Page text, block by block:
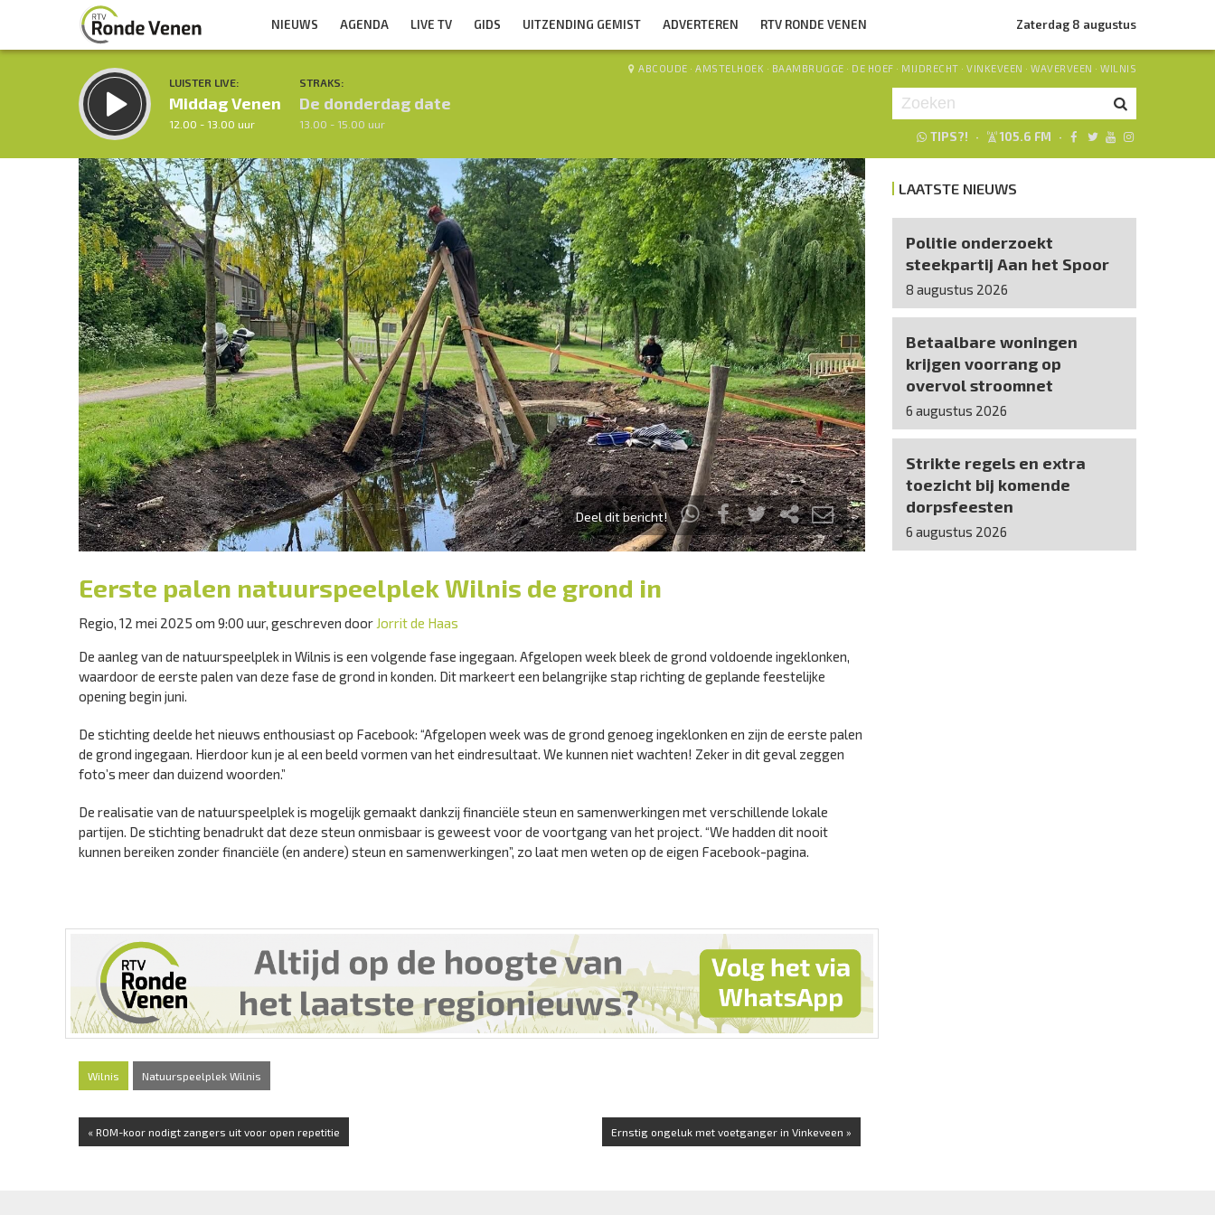
NIEUWS AGENDA LIVE TV GIDS UITZENDING GEMIST ADVERTEREN RTV RONDE VENEN Zaterdag 8 augustus
LUISTER LIVE:
Middag Venen
12.00 - 13.00 uur
STRAKS:
De donderdag date
13.00 - 15.00 uur
ABCOUDE · AMSTELHOEK · BAAMBRUGGE · DE HOEF · MIJDRECHT · VINKEVEEN · WAVERVEEN · WILNIS
TIPS?! · 105.6 FM ·
Inklappen
Deel dit bericht!
Eerste palen natuurspeelplek Wilnis de grond in
Regio, 12 mei 2025 om 9:00 uur, geschreven door Jorrit de Haas
De aanleg van de natuurspeelplek in Wilnis is een volgende fase ingegaan. Afgelopen week bleek de grond voldoende ingeklonken,
waardoor de eerste palen van deze fase de grond in konden. Dit markeert een belangrijke stap richting de geplande feestelijke
opening begin juni.
De stichting deelde het nieuws enthousiast op Facebook: “Afgelopen week was de grond genoeg ingeklonken en zijn de eerste palen
de grond ingegaan. Hierdoor kun je al een beeld vormen van het eindresultaat. We kunnen niet wachten! Zeker in dit geval zeggen
foto’s meer dan duizend woorden.”
De realisatie van de natuurspeelplek is mogelijk gemaakt dankzij financiële steun en samenwerkingen met verschillende lokale
partijen. De stichting benadrukt dat deze steun onmisbaar is geweest voor de voortgang van het project. “We hadden dit nooit
kunnen bereiken zonder financiële (en andere) steun en samenwerkingen”, zo laat men weten op de eigen Facebook-pagina.
Wilnis Natuurspeelplek Wilnis
« ROM-koor nodigt zangers uit voor open repetitie Ernstig ongeluk met voetganger in Vinkeveen »
LAATSTE NIEUWS
Politie onderzoekt
steekpartij Aan het Spoor
8 augustus 2026
Betaalbare woningen
krijgen voorrang op
overvol stroomnet
6 augustus 2026
Strikte regels en extra
toezicht bij komende
dorpsfeesten
6 augustus 2026